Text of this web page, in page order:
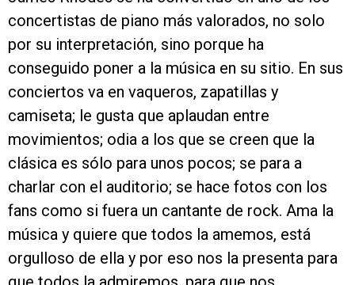
concertistas de piano más valorados, no solo
por su interpretación, sino porque ha
conseguido poner a la música en su sitio. En sus
conciertos va en vaqueros, zapatillas y
camiseta; le gusta que aplaudan entre
movimientos; odia a los que se creen que la
clásica es sólo para unos pocos; se para a
charlar con el auditorio; se hace fotos con los
fans como si fuera un cantante de rock. Ama la
música y quiere que todos la amemos, está
orgulloso de ella y por eso nos la presenta para